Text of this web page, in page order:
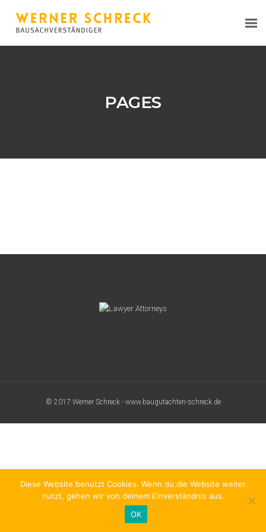
PAGES
© 2017 Werner Schreck - www.baugutachten-schreck.de
Diese Website benutzt Cookies. Wenn du die Website weiter
nutzt, gehen wir von deinem Einverständnis aus.
OK